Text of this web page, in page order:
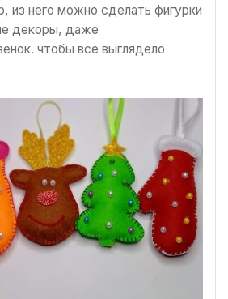
из него можно сделать фигурки
декоры, даже
чтобы все выглядело